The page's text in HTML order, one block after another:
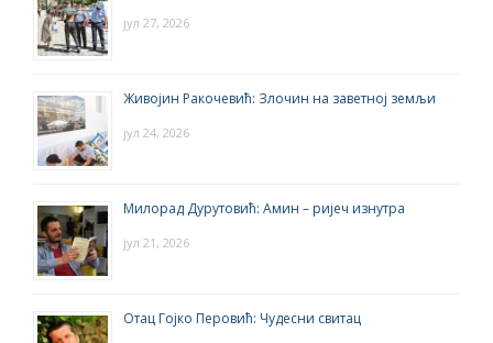
јул 27, 2026
Живојин Ракочевић: Злочин на заветној земљи
јул 24, 2026
Милорад Дурутовић: Амин – ријеч изнутра
јул 21, 2026
Отац Гојко Перовић: Чудесни свитац